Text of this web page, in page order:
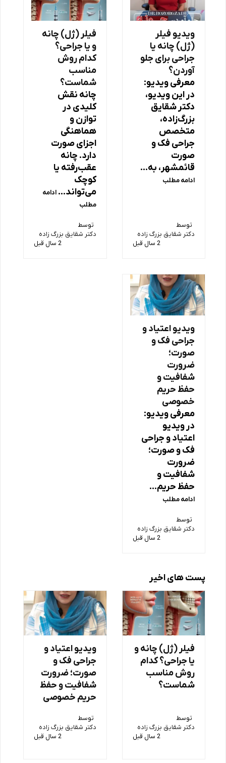
ویدیو فیلر
(ژل) چانه یا
جراحی برای جلو
آوردن؟
معرفی ویدیو:
در این ویدیو،
دکتر شقایق
بزرگ‌زاده،
متخصص
جراحی فک و
صورت
قائمشهر، به…
ادامه مطلب
توسط
دکتر شقایق بزرگ زاده
2 سال قبل
فیلر (ژل) چانه
و یا جراحی؟
کدام روش
مناسب
شماست؟
چانه نقش
کلیدی در
توازن و
هماهنگی
اجزای صورت
دارد. چانه
عقب‌رفته یا
کوچک
می‌تواند…ادامه
مطلب
توسط
دکتر شقایق بزرگ زاده
2 سال قبل
ویدیو اعتیاد و
جراحی فک و
صورت؛
ضرورت
شفافیت و
حفظ حریم
خصوصی
معرفی ویدیو:
در ویدیو
اعتیاد و جراحی
فک و صورت؛
ضرورت
شفافیت و
حفظ حریم…
ادامه مطلب
توسط
دکتر شقایق بزرگ زاده
2 سال قبل
پست های اخیر
فیلر (ژل) چانه و
یا جراحی؟ کدام
روش مناسب
شماست؟
توسط
دکتر شقایق بزرگ زاده
2 سال قبل
ویدیو اعتیاد و
جراحی فک و
صورت؛ ضرورت
شفافیت و حفظ
حریم خصوصی
توسط
دکتر شقایق بزرگ زاده
2 سال قبل